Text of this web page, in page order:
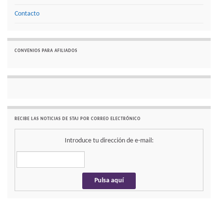
Contacto
CONVENIOS PARA AFILIADOS
RECIBE LAS NOTICIAS DE STAJ POR CORREO ELECTRÓNICO
Introduce tu dirección de e-mail: